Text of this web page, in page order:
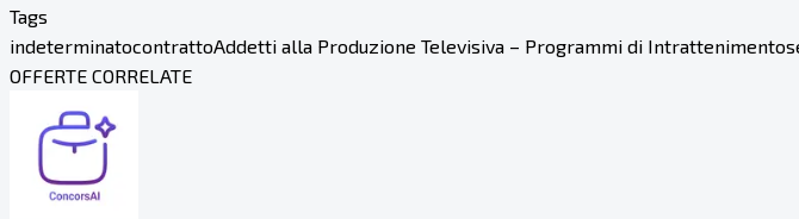
Tags
indeterminatocontrattoAddetti alla Produzione Televisiva – Programmi di Intrattenimento
OFFERTE CORRELATE